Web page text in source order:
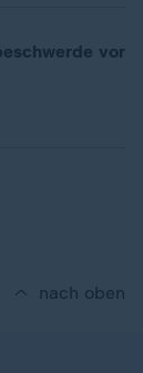
vor
nach oben